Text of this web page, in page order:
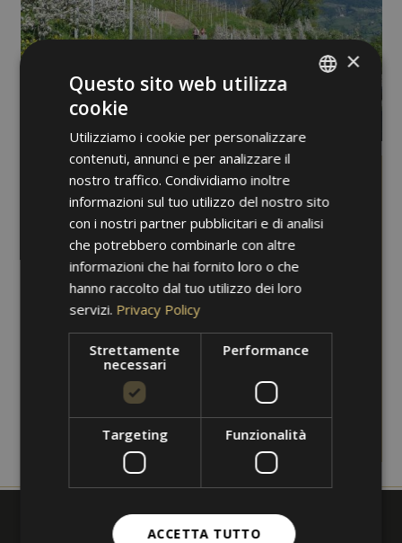
19/07/2026 fino il 13/09/2026
2 notti / 3 giorni
Il Sentiero della Roggia di Marlengo è il più lungo
dell’Alto Adige, con circa 12 km di lunghezza. Si
estende sopra la Val d’Adige, da Tel fino a Lana,
offrendo ...
a partire da€ 160, 00a persona
DETTAGLI
GERMAN
×
Questo sito web utilizza
cookie
Utilizziamo i cookie per personalizzare
contenuti, annunci e per analizzare il
nostro traffico. Condividiamo inoltre
informazioni sul tuo utilizzo del nostro sito
con i nostri partner pubblicitari e di analisi
che potrebbero combinarle con altre
informazioni che hai fornito loro o che
hanno raccolto dal tuo utilizzo dei loro
servizi. Privacy Policy
Strettamente
necessari
Performance
Targeting Funzionalità
ACCETTA TUTTO